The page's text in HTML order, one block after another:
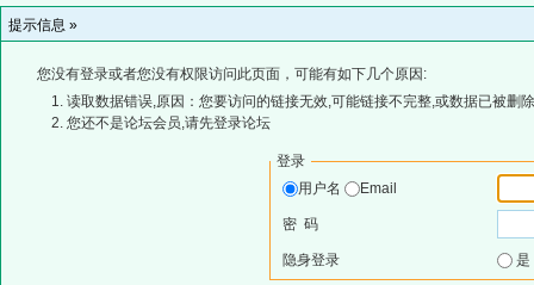
提示信息 »
您没有登录或者您没有权限访问此页面，可能有如下几个原因:
读取数据错误,原因：您要访问的链接无效,可能链接不完整,或数据已被删
您还不是论坛会员,请先登录论坛
登录
用户名
Email
密 码
隐身登录